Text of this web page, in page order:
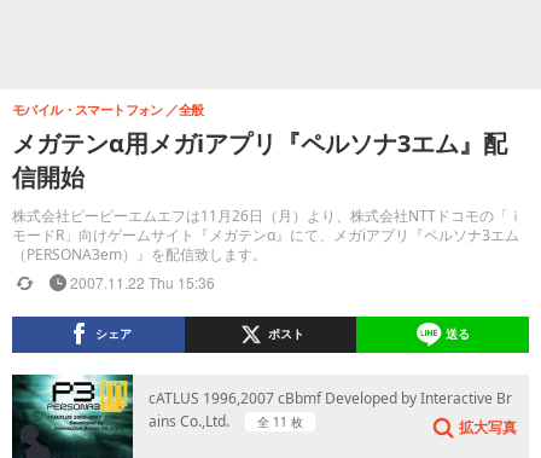
メガテンα用メガiアプリ『ペルソナ3エム』配
信開始
株式会社ビービーエムエフは11月26日（月）より、株式会社NTTドコモの「ｉ
モードR」向けゲームサイト『メガテンα』にて、メガiアプリ『ペルソナ3エム
（PERSONA3em）』を配信致します。
モバイル・スマートフォン 全般
2007.11.22 Thu 15:36
シェア ポスト 送る
cATLUS 1996,2007 cBbmf Developed by Interactive Br
ains Co.,Ltd.
全 11 枚 拡大写真